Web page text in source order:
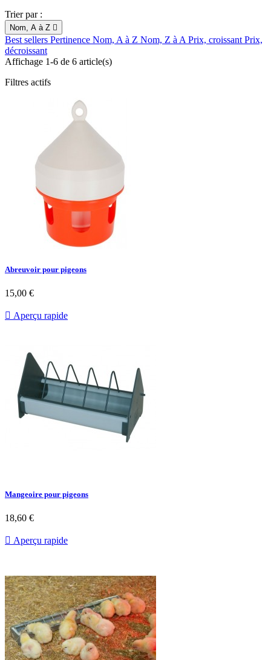
Trier par :
Nom, A à Z 
Best sellers Pertinence Nom, A à Z Nom, Z à A Prix, croissant Prix,
décroissant
Affichage 1-6 de 6 article(s)
Filtres actifs
Abreuvoir pour pigeons
Prix
15,00 €
 Aperçu rapide
Mangeoire pour pigeons
Prix
18,60 €
 Aperçu rapide